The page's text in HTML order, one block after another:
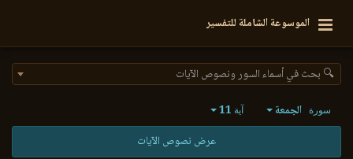
الموسوعة الشاملة للتفسير
🔍 بحث في أسماء السور ونصوص الآيات
سورة الجمعة آية 11
عرض نصوص الآيات